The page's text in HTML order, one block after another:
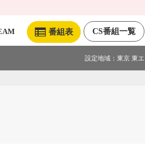
CS番組一覧
番組表
設定地域： 東京 東